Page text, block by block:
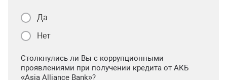
Да
Нет
Столкнулись ли Вы с коррупционными
проявлениями при получении кредита от АКБ
«Asia Alliance Bank»?